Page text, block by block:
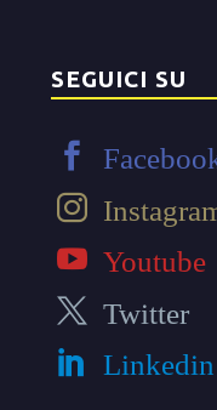
SEGUICI SU
Youtube
Twitter
Linkedin